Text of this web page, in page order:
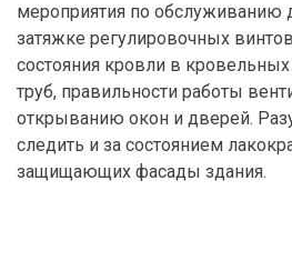
мероприятия по обслуживанию
затяжке регулировочных
состояния кровли в
труб, правильности работы
открыванию окон и дверей.
следить и за состоянием
защищающих фасады здания.